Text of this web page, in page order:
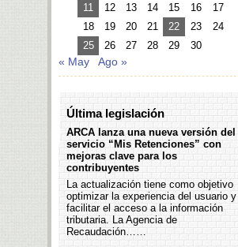
11
12 13 14 15 16
17
18
19 20 21 22 23
24
25
26 27 28 29 30
« May Ago »
Última legislación
ARCA lanza una nueva versión del
servicio “Mis Retenciones” con
mejoras clave para los
contribuyentes
La actualización tiene como objetivo
optimizar la experiencia del usuario y
facilitar el acceso a la información
tributaria. La Agencia de
Recaudación……